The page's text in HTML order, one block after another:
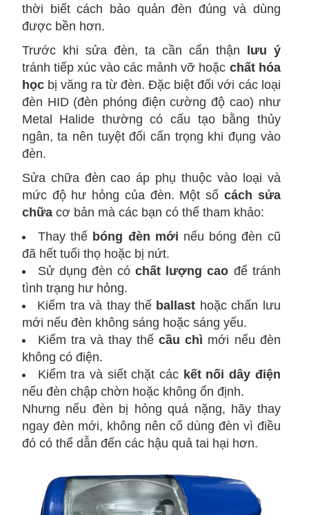
thời
biết cách bảo quản đèn đúng và dùng
được bền hơn.
Trước khi sửa đèn, ta cần cẩn thận
lưu ý
tránh tiếp xúc vào các mảnh vỡ hoặc chất hóa
họcbị văng ra từ đèn. Đặc biệt đối với các loại
đèn HID (đèn phóng điện cường độ cao) như
Metal Halide thường có cấu tạo bằng thủy
ngân, ta nên tuyệt đối cẩn trọng khi đụng vào
đèn.
Sửa chữa đèn cao áp phụ thuộc vào loại và
mức độ hư hỏng của đèn. Một số cách sửa
chữacơ bản mà các bạn có thể tham khảo:
Thay thế bóng đèn mới nếu bóng đèn cũ
đã hết tuổi thọ hoặc bị nứt.
Sử dụng đèn cóchất lượng cao để tránh
tình trạng hư hỏng.
Kiểm tra và thay thế ballast hoặc chấn lưu
mới nếu đèn không sáng hoặc sáng yếu.
Kiểm tra và thay thếcầu chì mới nếu đèn
không có điện.
Kiểm tra và siết chặt các kết nối dây điện
nếu đèn chập chờn hoặc không ổn định.
Nhưng nếu đèn bị hỏng quá nặng, hãy thay
ngay đèn mới, không nên cố dùng đèn vì điều
đó có thể dẫn đến các hậu quả tai hại hơn.